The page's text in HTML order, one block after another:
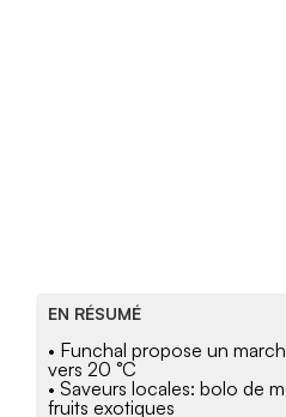
EN RÉSUMÉ
• Funchal propose un
vers 20 °C
• Saveurs locales: bolo de
fruits exotiques